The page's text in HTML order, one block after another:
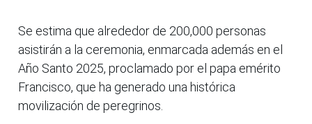
Se estima que alrededor de 200,000 personas
asistirán a la ceremonia, enmarcada además en el
Año Santo 2025, proclamado por el papa emérito
Francisco, que ha generado una histórica
movilización de peregrinos.